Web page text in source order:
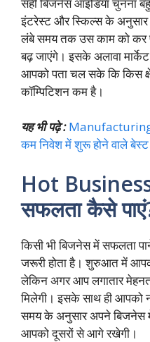
इंटरेस्ट और स्किल्स के अनुसार
लंबे समय तक उस काम को कर
बढ़ जाएंगे। इसके अलावा
आपको पता चल सके कि किस
कॉम्पिटिशन कम है।
यह भी पढ़े :
कम निवेश में शुरू होने वाले
Hot
सफलता कैसे
किसी भी बिजनेस में सफलता
जरूरी होता है। शुरुआत में
लेकिन अगर आप लगातार
मिलेगी। इसके साथ ही आपको
समय के अनुसार अपने बिजनेस में
आपको दूसरों से आगे रखेगी।